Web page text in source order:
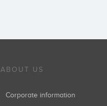
ABOUT US
Corporate information